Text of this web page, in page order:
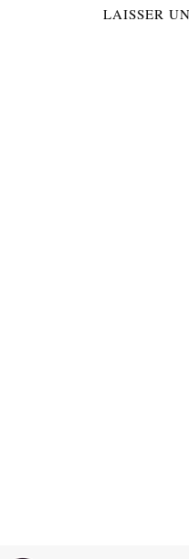
LAISSER